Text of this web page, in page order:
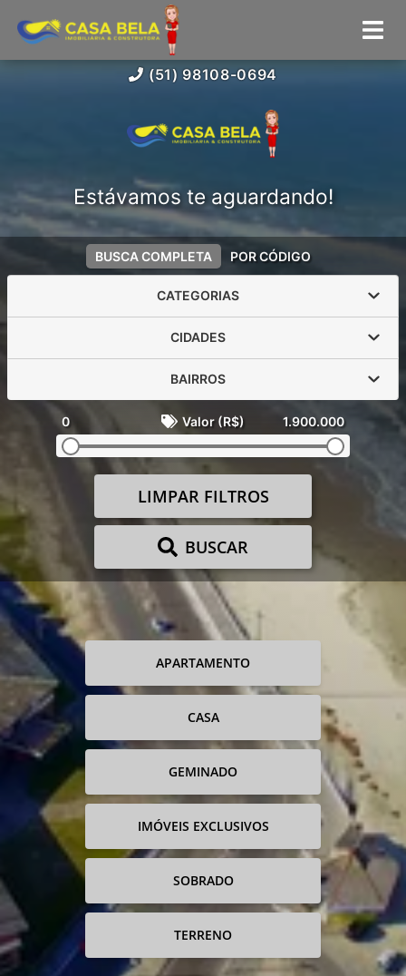
(51) 98108-0694
Estávamos te aguardando!
BUSCA COMPLETA POR CÓDIGO
CATEGORIAS
CIDADES
BAIRROS
0 Valor (R$) 1.900.000
LIMPAR FILTROS
BUSCAR
APARTAMENTO
CASA
GEMINADO
IMÓVEIS EXCLUSIVOS
SOBRADO
TERRENO